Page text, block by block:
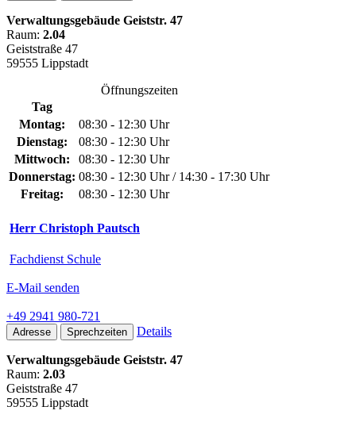
Verwaltungsgebäude Geiststr. 47
Raum: 2.04
Geiststraße 47
59555 Lippstadt
Öffnungszeiten
Tag
Montag:
08:30 - 12:30 Uhr
Dienstag:
08:30 - 12:30 Uhr
Mittwoch:
08:30 - 12:30 Uhr
Donnerstag: 08:30 - 12:30 Uhr / 14:30 - 17:30 Uhr
Freitag:
08:30 - 12:30 Uhr
Herr Christoph Pautsch
Fachdienst Schule
E-Mail senden
+49 2941 980-721
Adresse Sprechzeiten Details
Verwaltungsgebäude Geiststr. 47
Raum: 2.03
Geiststraße 47
59555 Lippstadt